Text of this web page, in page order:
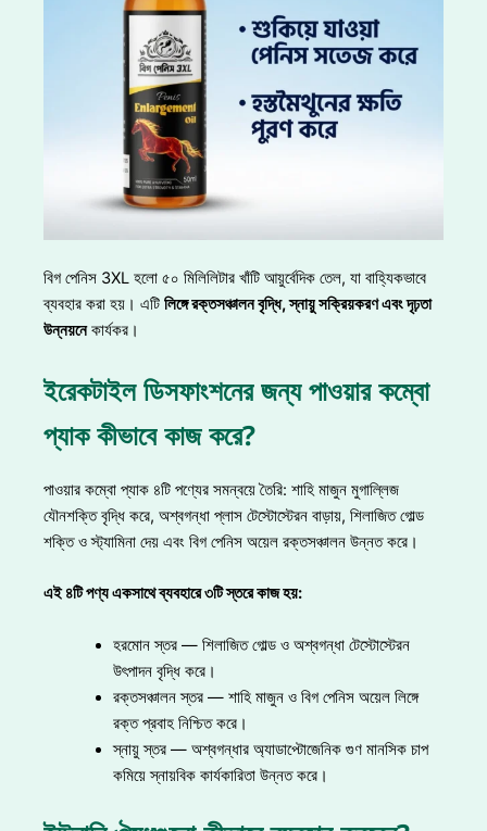
বিগ পেনিস 3XL হলো ৫০ মিলিলিটার খাঁটি আয়ুর্বেদিক তেল, যা বাহ্যিকভাবে
ব্যবহার করা হয়। এটি লিঙ্গে রক্তসঞ্চালন বৃদ্ধি, স্নায়ু সক্রিয়করণ এবং দৃঢ়তা
উন্নয়নেকার্যকর।
ইরেকটাইল ডিসফাংশনের জন্য পাওয়ার কম্বো
প্যাক কীভাবে কাজ করে?
পাওয়ার কম্বো প্যাক ৪টি পণ্যের সমন্বয়ে তৈরি: শাহি মাজুন মুগাল্লিজ
যৌনশক্তি বৃদ্ধি করে, অশ্বগন্ধা প্লাস টেস্টোস্টেরন বাড়ায়, শিলাজিত গোল্ড
শক্তি ও স্ট্যামিনা দেয় এবং বিগ পেনিস অয়েল রক্তসঞ্চালন উন্নত করে।
এই ৪টি পণ্য একসাথে ব্যবহারে ৩টি স্তরে কাজ হয়:
হরমোন স্তর — শিলাজিত গোল্ড ও অশ্বগন্ধা টেস্টোস্টেরন
উৎপাদন বৃদ্ধি করে।
রক্তসঞ্চালন স্তর — শাহি মাজুন ও বিগ পেনিস অয়েল লিঙ্গে
রক্ত প্রবাহ নিশ্চিত করে।
স্নায়ু স্তর — অশ্বগন্ধার অ্যাডাপ্টোজেনিক গুণ মানসিক চাপ
কমিয়ে স্নায়বিক কার্যকারিতা উন্নত করে।